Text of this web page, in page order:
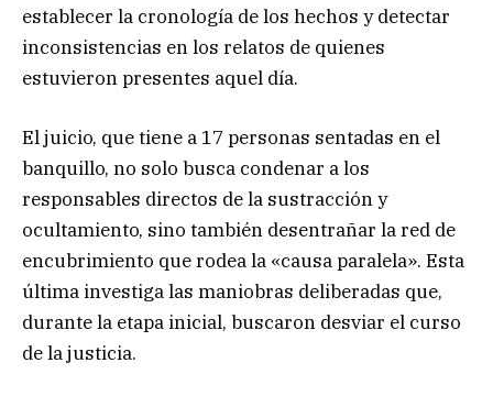
establecer la cronología de los hechos y detectar
inconsistencias en los relatos de quienes
estuvieron presentes aquel día.
El juicio, que tiene a 17 personas sentadas en el
banquillo, no solo busca condenar a los
responsables directos de la sustracción y
ocultamiento, sino también desentrañar la red de
encubrimiento que rodea la «causa paralela». Esta
última investiga las maniobras deliberadas que,
durante la etapa inicial, buscaron desviar el curso
de la justicia.